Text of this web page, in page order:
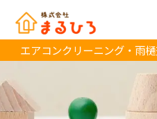
エアコンクリーニング・雨